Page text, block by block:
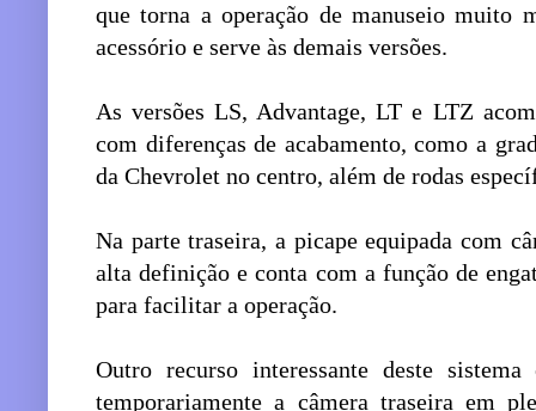
que torna a operação de manuseio muito
acessório e serve às demais versões.
As versões LS, Advantage, LT e LTZ
com diferenças de acabamento, como a
da Chevrolet no centro, além de rodas
Na parte traseira, a picape equipada com
alta definição e conta com a função de
para facilitar a operação.
Outro recurso interessante deste
temporariamente a câmera traseira em